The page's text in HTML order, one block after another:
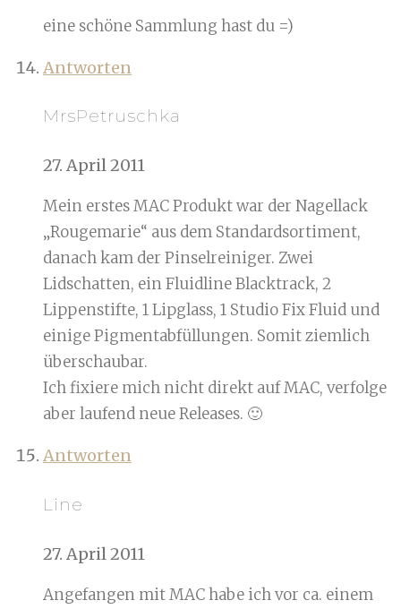
eine schöne Sammlung hast du =)
Antworten
MrsPetruschka
27. April 2011
Mein erstes MAC Produkt war der Nagellack
„Rougemarie“ aus dem Standardsortiment,
danach kam der Pinselreiniger. Zwei
Lidschatten, ein Fluidline Blacktrack, 2
Lippenstifte, 1 Lipglass, 1 Studio Fix Fluid und
einige Pigmentabfüllungen. Somit ziemlich
überschaubar.
Ich fixiere mich nicht direkt auf MAC, verfolge
aber laufend neue Releases. 🙂
Antworten
Line
27. April 2011
Angefangen mit MAC habe ich vor ca. einem